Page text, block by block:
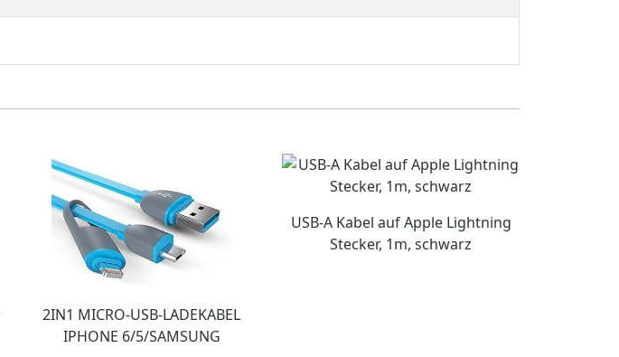
2IN1 MICRO-USB-LADEKABEL
IPHONE 6/5/SAMSUNG
USB-A Kabel auf Apple Lightning
Stecker, 1m, schwarz